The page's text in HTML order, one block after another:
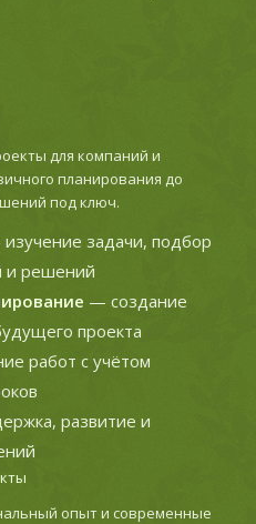
для компаний и
планирования до
под ключ.
задачи, подбор
и решений
— создание
проекта
работ с учётом
развитие и
опыт и современные